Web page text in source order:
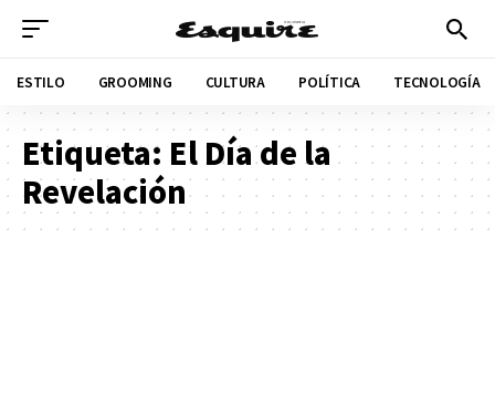
ESTILO GROOMING CULTURA POLÍTICA TECNOLOGÍA
Etiqueta: El Día de la
Revelación